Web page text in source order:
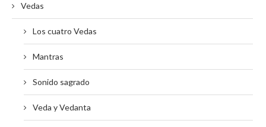
Vedas
Los cuatro Vedas
Mantras
Sonido sagrado
Veda y Vedanta